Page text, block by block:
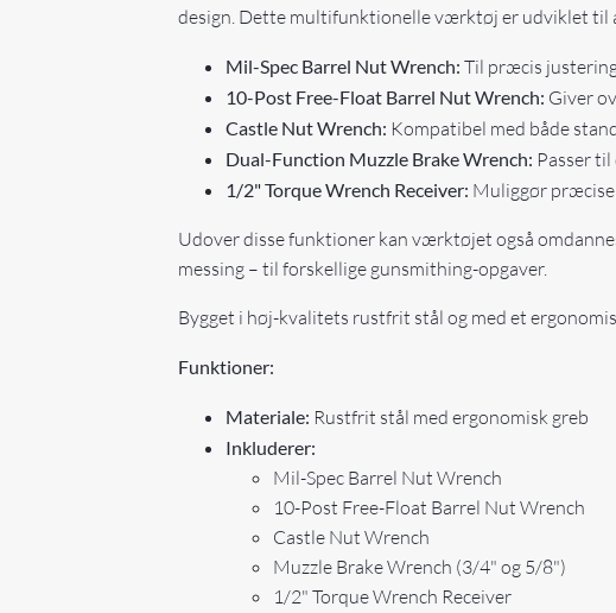
design. Dette multifunktionelle værktøj er udviklet til
Mil-Spec Barrel Nut Wrench: Til præcis
10-Post Free-Float Barrel Nut Wrench: Giver
Castle Nut Wrench: Kompatibel med både
Dual-Function Muzzle Brake Wrench: Passer
1/2" Torque Wrench Receiver: Muliggør
Udover disse funktioner kan værktøjet også
messing – til forskellige gunsmithing-opgaver.
Bygget i høj-kvalitets rustfrit stål og med et
Funktioner:
Materiale: Rustfrit stål med ergonomisk greb
Inkluderer:
Mil-Spec Barrel Nut Wrench
10-Post Free-Float Barrel Nut Wrench
Castle Nut Wrench
Muzzle Brake Wrench (3/4" og 5/8")
1/2" Torque Wrench Receiver